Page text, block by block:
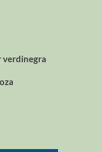
verdinegra